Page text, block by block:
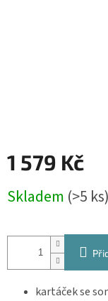
1 579 Kč
cena:
Skladem (>5 ks)
kartáček se